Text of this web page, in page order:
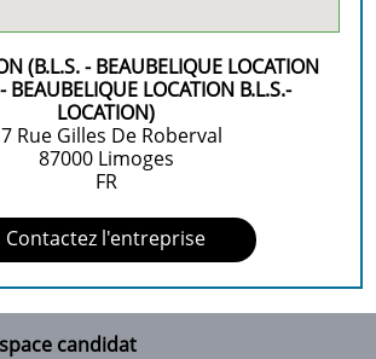
(B.L.S. - BEAUBELIQUE LOCATION
BEAUBELIQUE LOCATION B.L.S.-
LOCATION)
Rue Gilles De Roberval
87000 Limoges
FR
Contactez l'entreprise
candidat